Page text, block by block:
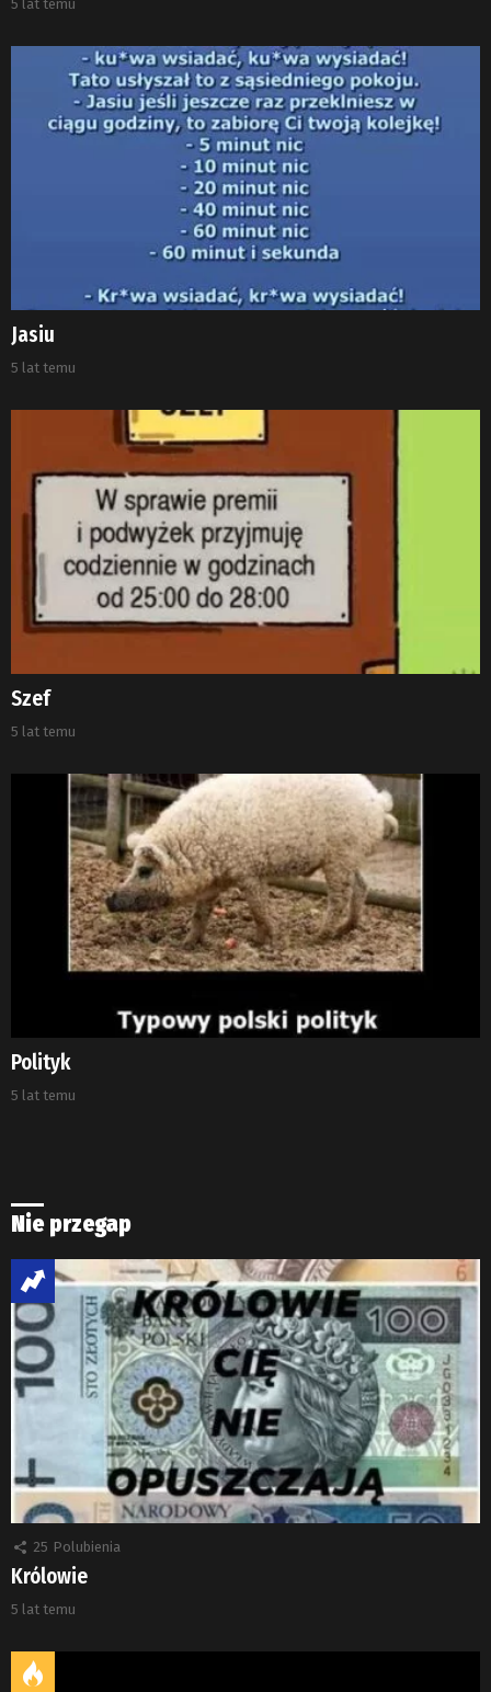
5 lat temu
Jasiu
5 lat temu
Szef
5 lat temu
Polityk
5 lat temu
Nie przegap
25 Polubienia
Królowie
5 lat temu